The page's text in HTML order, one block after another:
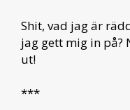
Shit, vad jag är
jag gett mig in på?
ut!
***